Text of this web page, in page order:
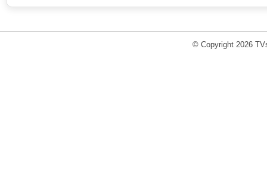
© Copyright 2026